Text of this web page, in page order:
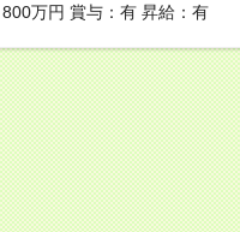
万円 賞与：有 昇給：有